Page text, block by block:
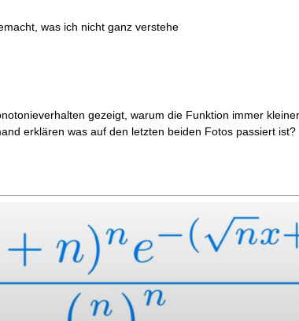
was ich nicht ganz verstehe
gezeigt, warum die Funktion immer
erklären was auf den letzten beiden Fotos passiert ist?